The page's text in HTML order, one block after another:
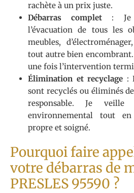
rachète à un prix juste.
Débarras complet : Je
l’évacuation de tous les
meubles,
tout autre bien
une fois l’intervention
Élimination et recyclage :
sont recyclés ou éliminés
responsable. Je
environnemental tout
propre et soigné.
Pourquoi faire
votre débarras de
PRESLES 95590 ?